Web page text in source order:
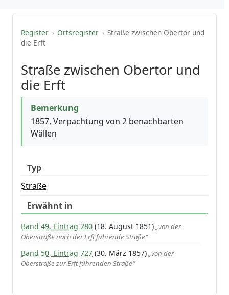
Register › Ortsregister › Straße zwischen Obertor und
die Erft
Straße zwischen Obertor und
die Erft
Bemerkung
1857, Verpachtung von 2 benachbarten
Wällen
Typ
Straße
Erwähnt in
Band 49, Eintrag 280 (18. August 1851)„von der
Oberstraße nach der Erft führende Straße“
Band 50, Eintrag 727 (30. März 1857)„von der
Oberstraße zur Erft führenden Straße“